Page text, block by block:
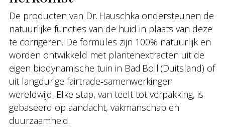
De producten van Dr. Hauschka ondersteunen de
natuurlijke functies van de huid in plaats van deze
te corrigeren. De formules zijn 100% natuurlijk en
worden ontwikkeld met plantenextracten uit de
eigen biodynamische tuin in Bad Boll (Duitsland) of
uit langdurige fairtrade‑samenwerkingen
wereldwijd. Elke stap, van teelt tot verpakking, is
gebaseerd op aandacht, vakmanschap en
duurzaamheid.